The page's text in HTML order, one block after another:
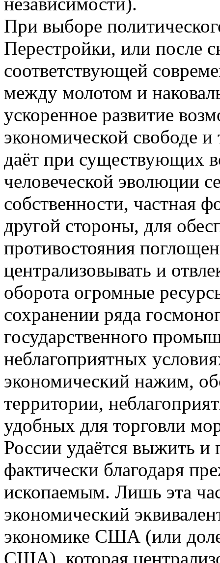
При выборе
Перестройки, или после
соответствующей
между молотом и
ускоренное развитие
экономической свободе
даёт при существующих
человеческой эволюции
собственности, частная
другой стороны, для
противостояния
централизовывать и
оборота огромные
сохранении ряда
государственного
неблагоприятных
экономический нажим,
территории,
удобных для торговли
России удаётся выжить и
фактически благодаря
ископаемым. Лишь эта
экономический
экономике США (или
США), которая